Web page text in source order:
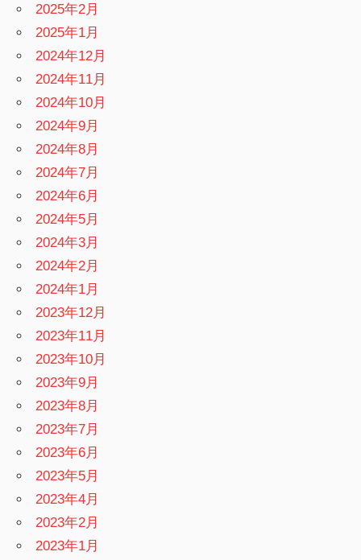
2025年2月
2025年1月
2024年12月
2024年11月
2024年10月
2024年9月
2024年8月
2024年7月
2024年6月
2024年5月
2024年3月
2024年2月
2024年1月
2023年12月
2023年11月
2023年10月
2023年9月
2023年8月
2023年7月
2023年6月
2023年5月
2023年4月
2023年2月
2023年1月